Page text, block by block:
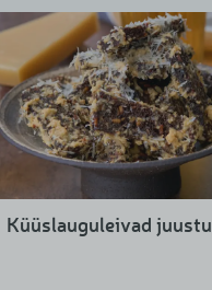
Küüslauguleivad